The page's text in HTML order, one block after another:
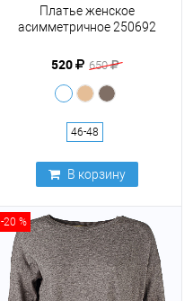
Платье женское
асимметричное 250692
520 650
46-48
В корзину
-20 %